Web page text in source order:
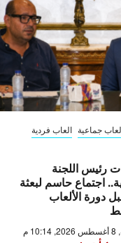
جماعية العاب فردية
رئيس اللجنة
اجتماع حاسم لبعثة
دورة الألعاب
م